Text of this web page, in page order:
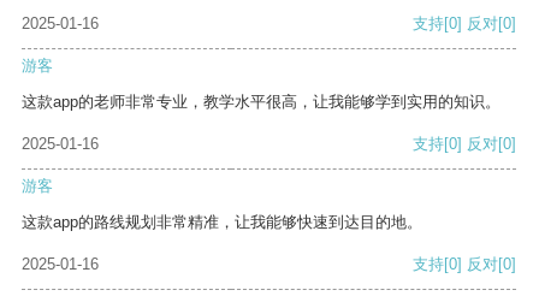
2025-01-16
支持[0] 反对[0]
游客
这款app的老师非常专业，教学水平很高，让我能够学到实用的知识。
2025-01-16 支持[0] 反对[0]
游客
这款app的路线规划非常精准，让我能够快速到达目的地。
2025-01-16 支持[0] 反对[0]